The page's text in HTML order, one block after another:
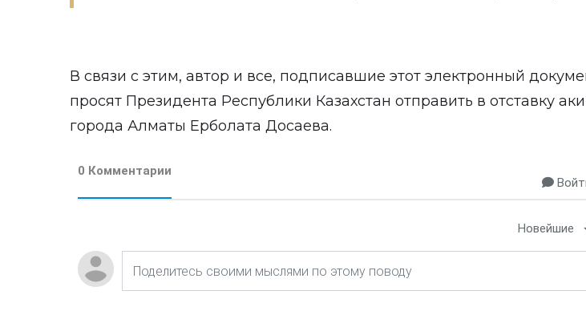
В связи с этим, автор и все, подписавшие этот электронный
просят Президента Республики Казахстан отправить в отставку
города Алматы Ерболата Досаева.
0 Комментарии
Новейшие